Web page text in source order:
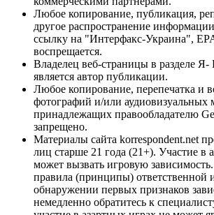
Любое копирование, публикация,
другое распространение
ссылку на "Интерфакс-Украина",
воспрещается.
Владелец веб-страницы в разделе Я-
является автор публикации.
Любое копирование, перепечатка и
фотографий и/или аудиовизуальных
принадлежащих правообладателю
запрещено.
Материалы сайта korrespondent.net
лиц старше 21 года (21+). Участие в
может вызвать игровую
правила (принципы) ответственной
обнаружении первых признаков
немедленно обратитесь к